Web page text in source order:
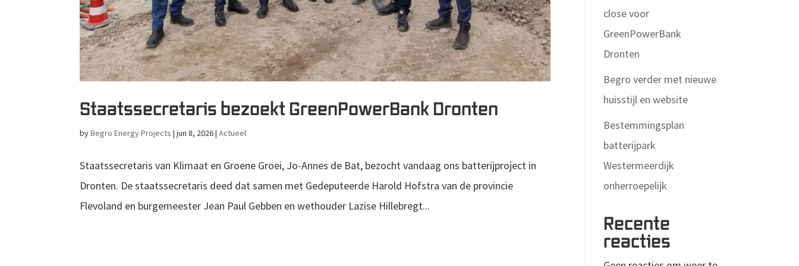
Staatssecretaris bezoekt GreenPowerBank Dronten
byBegro Energy Projects |jun 8, 2026|Actueel
Staatssecretaris van Klimaat en Groene Groei, Jo-Annes de Bat, bezocht vandaag ons batterijproject in
Dronten. De staatssecretaris deed dat samen met Gedeputeerde Harold Hofstra van de provincie
Flevoland en burgemeester Jean Paul Gebben en wethouder Lazise Hillebregt...
close voor
GreenPowerBank
Dronten
Begro verder met nieuwe
huisstijl en website
Bestemmingsplan
batterijpark
Westermeerdijk
onherroepelijk
Recente
reacties